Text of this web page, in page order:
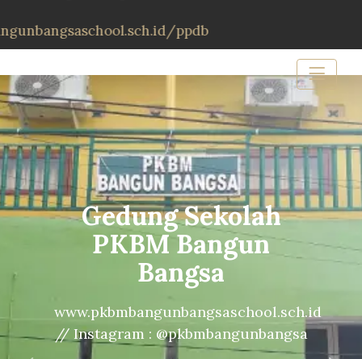
ppdb
Gedung Sekolah
PKBM Bangun
Bangsa
www.pkbmbangunbangsaschool.sch.id
// Instagram : @pkbmbangunbangsa